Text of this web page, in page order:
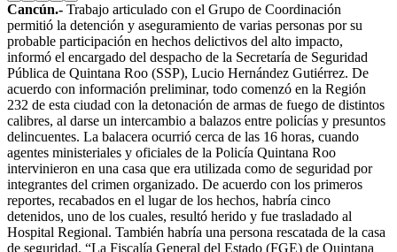
Cancún.- Trabajo articulado con el Grupo de Coordinación
permitió la detención y aseguramiento de varias personas por su
probable participación en hechos delictivos del alto impacto,
informó el encargado del despacho de la Secretaría de Seguridad
Pública de Quintana Roo (SSP), Lucio Hernández Gutiérrez. De
acuerdo con información preliminar, todo comenzó en la Región
232 de esta ciudad con la detonación de armas de fuego de distintos
calibres, al darse un intercambio a balazos entre policías y presuntos
delincuentes. La balacera ocurrió cerca de las 16 horas, cuando
agentes ministeriales y oficiales de la Policía Quintana Roo
intervinieron en una casa que era utilizada como de seguridad por
integrantes del crimen organizado. De acuerdo con los primeros
reportes, recabados en el lugar de los hechos, habría cinco
detenidos, uno de los cuales, resultó herido y fue trasladado al
Hospital Regional. También habría una persona rescatada de la casa
de seguridad. “La Fiscalía General del Estado (FGE) de Quintana